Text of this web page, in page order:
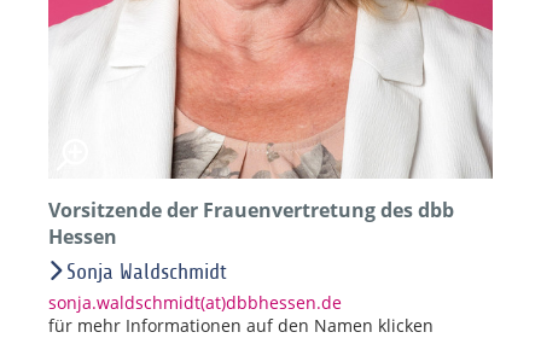
Vorsitzende der Frauenvertretung des dbb
Hessen
Sonja Waldschmidt
sonja.waldschmidt(at)dbbhessen.de
für mehr Informationen auf den Namen klicken